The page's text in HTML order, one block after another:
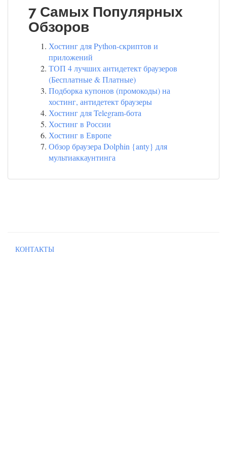
7 Самых Популярных
Обзоров
Хостинг для Python-скриптов и
приложений
ТОП 4 лучших антидетект браузеров
(Бесплатные & Платные)
Подборка купонов (промокоды) на
хостинг, антидетект браузеры
Хостинг для Telegram-бота
Хостинг в России
Хостинг в Европе
Обзор браузера Dolphin {anty} для
мультиаккаунтинга
КОНТАКТЫ